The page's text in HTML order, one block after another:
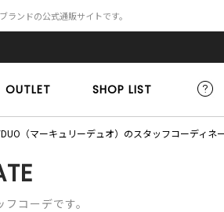
ランドの公式通販サイトです。
OUTLET SHOP LIST
（マーキュリーデュオ）のスタッフコーディネ
コーデです。